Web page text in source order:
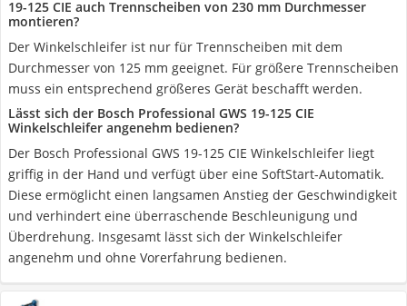
19-125 CIE auch Trennscheiben von 230 mm Durchmesser
montieren?
Der Winkelschleifer ist nur für Trennscheiben mit dem
Durchmesser von 125 mm geeignet. Für größere Trennscheiben
muss ein entsprechend größeres Gerät beschafft werden.
Lässt sich der Bosch Professional GWS 19-125 CIE
Winkelschleifer angenehm bedienen?
Der Bosch Professional GWS 19-125 CIE Winkelschleifer liegt
griffig in der Hand und verfügt über eine SoftStart-Automatik.
Diese ermöglicht einen langsamen Anstieg der Geschwindigkeit
und verhindert eine überraschende Beschleunigung und
Überdrehung. Insgesamt lässt sich der Winkelschleifer
angenehm und ohne Vorerfahrung bedienen.